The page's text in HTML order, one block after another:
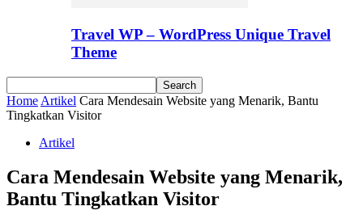
Travel WP – WordPress Unique Travel
Theme
Home Artikel Cara Mendesain Website yang Menarik, Bantu
Tingkatkan Visitor
Artikel
Cara Mendesain Website yang Menarik,
Bantu Tingkatkan Visitor